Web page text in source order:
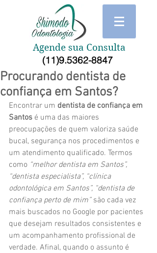
Agende sua Consulta
(11)9.5362-8847
Procurando dentista de
confiança em Santos?
Encontrar um dentista de confiança em
Santos é uma das maiores
preocupações de quem valoriza saúde
bucal, segurança nos procedimentos e
um atendimento qualificado. Termos
como “melhor dentista em Santos”,
“dentista especialista”, “clínica
odontológica em Santos”, “dentista de
confiança perto de mim” são cada vez
mais buscados no Google por pacientes
que desejam resultados consistentes e
um acompanhamento profissional de
verdade. Afinal, quando o assunto é